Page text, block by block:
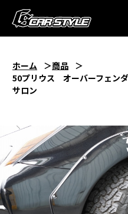
ホーム
商品
50プリウス オーバーフェ
サロン